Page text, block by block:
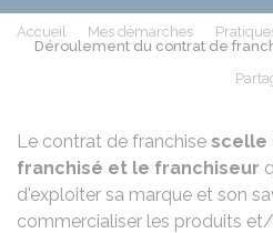
Accueil Mes démarches
Déroulement du contrat de
Le contrat de franchise scelle
franchisé et le franchiseur
d'exploiter sa marque et son
commercialiser les produits